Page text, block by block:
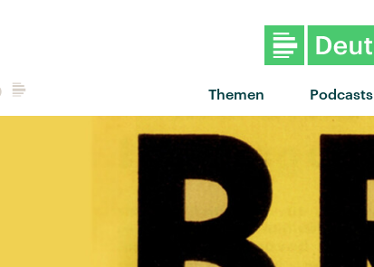
Themen Podcasts